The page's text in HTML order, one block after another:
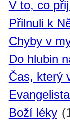
V to, co
Přilnuli k
Chyby v
Do hlubin
Čas, který
Boží léky